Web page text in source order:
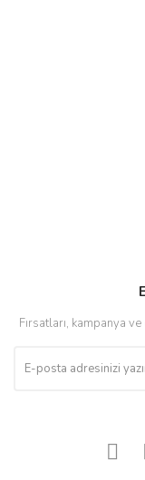
Fırsatları, kampanya